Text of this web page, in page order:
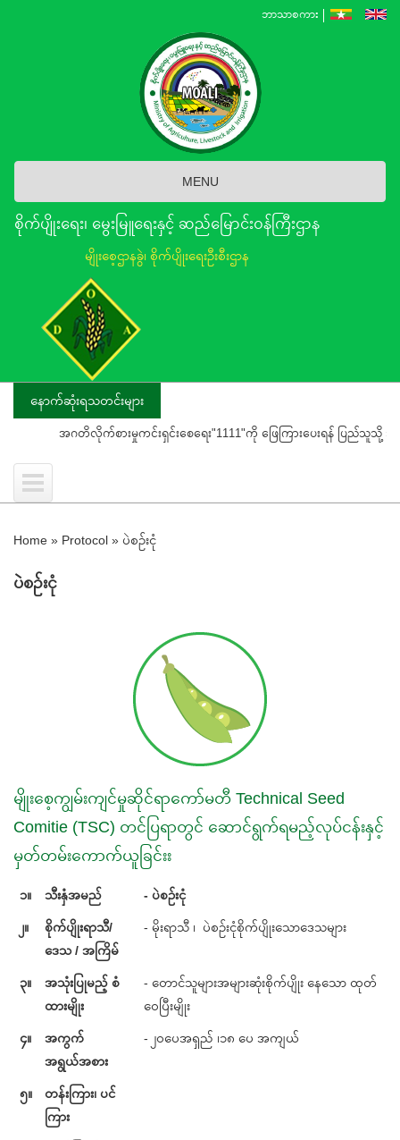
ဘာသာစကား
MENU
စိုက်ပျိုးရေး၊ မွေးမြူရေးနှင့် ဆည်မြောင်း၀န်ကြီးဌာန
မျိုးစေ့ဌာနခွဲ၊ စိုက်ပျိုးရေးဦးစီးဌာန
နောက်ဆုံးရသတင်းများ
အဂတိလိုက်စားမှုကင်းရှင်းစေရေး"1111"ကို ဖြေကြားပေးရန် ပြည်သူသို့ သတိပေးနှိုးဆေ
Home » Protocol » ပဲစဉ်းငုံ
ပဲစဉ်းငုံ
မျိုးစေ့ကျွမ်းကျင်မှုဆိုင်ရာကော်မတီ Technical Seed
Comitie (TSC) တင်ပြရာတွင် ဆောင်ရွက်ရမည့်လုပ်ငန်းနှင့်
မှတ်တမ်းကောက်ယူခြင်းး
၁။ သီးနှံအမည် - ပဲစဉ်းငုံ
၂။
စိုက်ပျိုးရာသီ/
ဒေသ / အကြိမ်
- မိုးရာသီ ၊ ပဲစဉ်းငုံစိုက်ပျိုးသောဒေသများ
၃။
အသုံးပြုမည့် စံ
ထားမျိုး
- တောင်သူများအများဆုံးစိုက်ပျိုး နေသော ထုတ်
ဝေပြီးမျိုး
၄။
အကွက်
အရွယ်အစား
- ၂၀ပေအရှည် ၊၁၈ ပေ အကျယ်
၅။
တန်းကြား၊ ပင်
ကြား